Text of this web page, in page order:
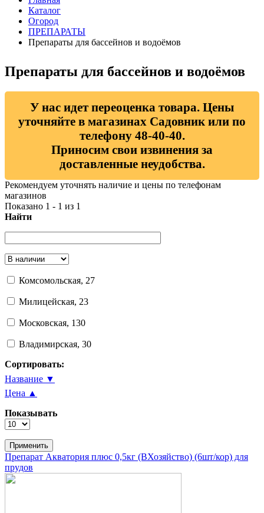
Каталог
Огород
ПРЕПАРАТЫ
Препараты для бассейнов и водоёмов
Препараты для бассейнов и водоёмов
У нас идет переоценка товара. Цены
уточняйте в магазинах Садовник или по
телефону 48-40-40.
Приносим свои извинения за
доставленные неудобства.
Рекомендуем уточнять наличие и цены по телефонам
магазинов
Показано 1 - 1 из 1
Найти
Комсомольская, 27
Милицейская, 23
Московская, 130
Владимирская, 30
Сортировать:
Название ▼
Цена ▲
Показывать
Препарат Акватория плюс 0,5кг (ВХозяйство) (6шт/кор) для
прудов